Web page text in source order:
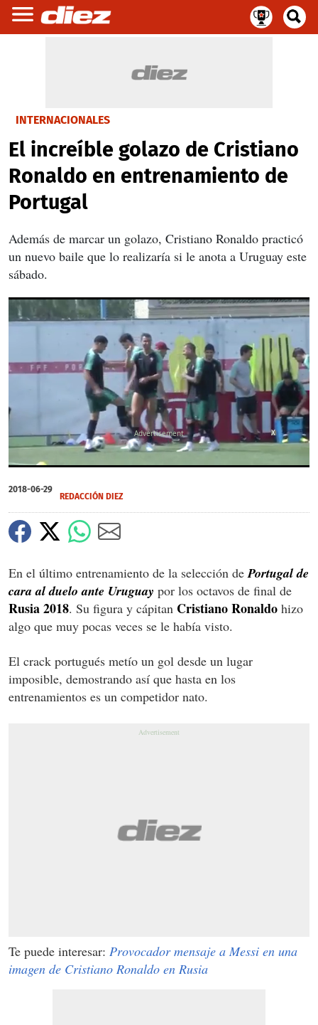
INTERNACIONALES
El increíble golazo de Cristiano
Ronaldo en entrenamiento de
Portugal
Además de marcar un golazo, Cristiano Ronaldo practicó
un nuevo baile que lo realizaría si le anota a Uruguay este
sábado.
of
34
X
2018-06-29
REDACCIÓN DIEZ
En el último entrenamiento de la selección de Portugal de
cara al duelo ante Uruguay por los octavos de final de
Rusia 2018. Su figura y cápitan Cristiano Ronaldo hizo
algo que muy pocas veces se le había visto.
El crack portugués metío un gol desde un lugar
imposible, demostrando así que hasta en los
entrenamientos es un competidor nato.
Te puede interesar: Provocador mensaje a Messi en una
imagen de Cristiano Ronaldo en Rusia